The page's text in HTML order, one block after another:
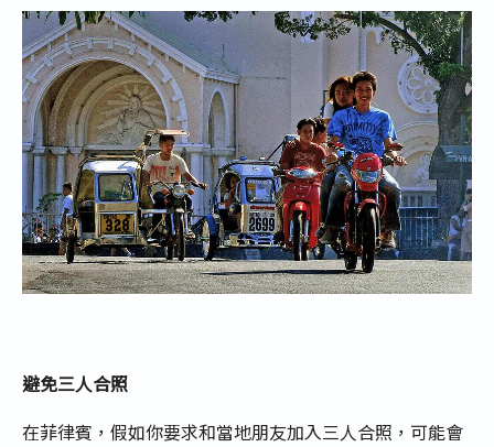
避免三人合照
在菲律賓，假如你要求和當地朋友加入三人合照，可能會